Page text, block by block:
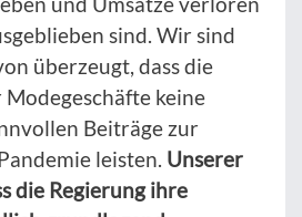
sind. Wir sind
überzeugt, dass die
keine
Beiträge zur
leisten. Unserer
die Regierung ihre